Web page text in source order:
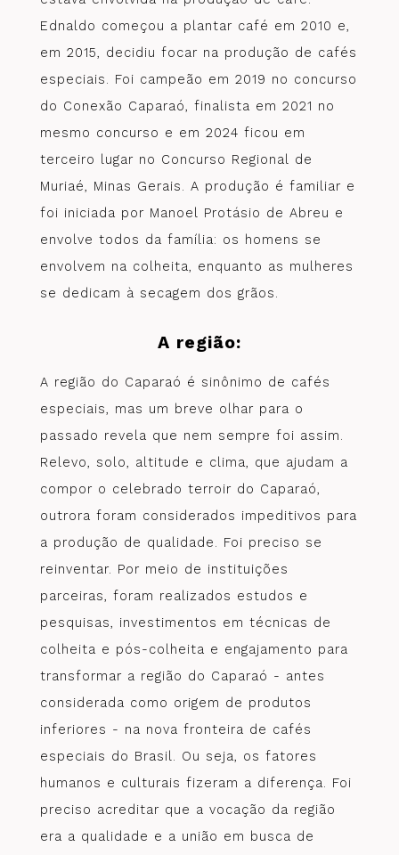
Ednaldo começou a plantar café em 2010 e,
em 2015, decidiu focar na produção de cafés
especiais. Foi campeão em 2019 no concurso
do Conexão Caparaó, finalista em 2021 no
mesmo concurso e em 2024 ficou em
terceiro lugar no Concurso Regional de
Muriaé, Minas Gerais. A produção é familiar e
foi iniciada por Manoel Protásio de Abreu e
envolve todos da família: os homens se
envolvem na colheita, enquanto as mulheres
se dedicam à secagem dos grãos.
A região:
A região do Caparaó é sinônimo de cafés
especiais, mas um breve olhar para o
passado revela que nem sempre foi assim.
Relevo, solo, altitude e clima, que ajudam a
compor o celebrado terroir do Caparaó,
outrora foram considerados impeditivos para
a produção de qualidade. Foi preciso se
reinventar. Por meio de instituições
parceiras, foram realizados estudos e
pesquisas, investimentos em técnicas de
colheita e pós-colheita e engajamento para
transformar a região do Caparaó - antes
considerada como origem de produtos
inferiores - na nova fronteira de cafés
especiais do Brasil. Ou seja, os fatores
humanos e culturais fizeram a diferença. Foi
preciso acreditar que a vocação da região
era a qualidade e a união em busca de